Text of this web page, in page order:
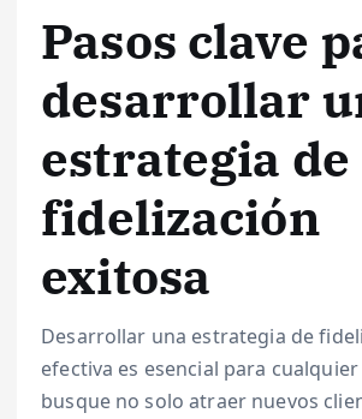
Pasos clave
desarrollar
estrategia de
fidelización
exitosa
Desarrollar una estrategia de
efectiva es esencial para
busque no solo atraer nuevos